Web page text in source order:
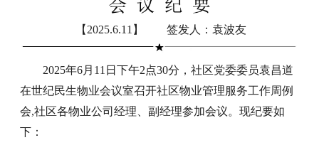
【2025.6.11】 签发人：袁波友
2025年6月11日下午2点30分，社区党委委员袁昌道
在世纪民生物业会议室召开社区物业管理服务工作周例
会,社区各物业公司经理、副经理参加会议。现纪要如
下：